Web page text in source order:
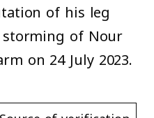
of his leg
of Nour
on 24 July 2023.